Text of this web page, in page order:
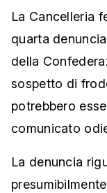
La Cancelleria
quarta
della
sospetto di
potrebbero
comunicato
La denuncia